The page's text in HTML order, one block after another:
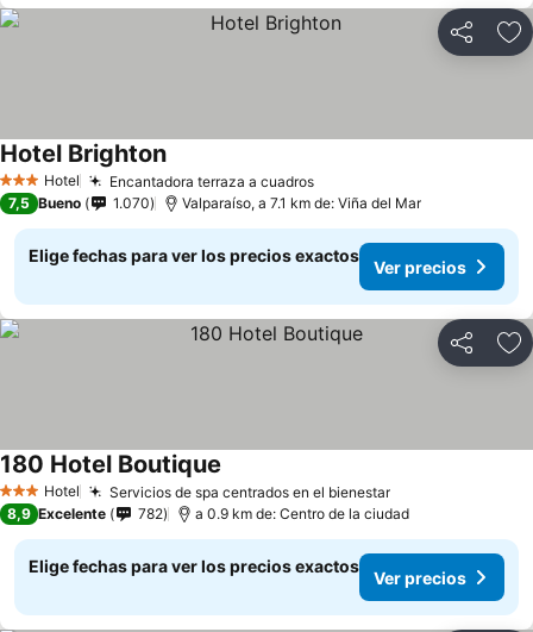
Compartir
3 Estrellas
Hotel Encantadora terraza a cuadrosVer precios
Hotel BrightonVer precios
7,5 Bueno 1.070 Valparaíso, a 7.1 km de: Viña del Mar
Elige fechas para ver los precios exactos
Ver precios
Compartir
3 Estrellas
Hotel Servicios de spa centrados en el bienestarVer precios
180 Hotel Boutique
8,9 Excelente 782 a 0.9 km de: Centro de la ciudad
Elige fechas para ver los precios exactos
Ver precios